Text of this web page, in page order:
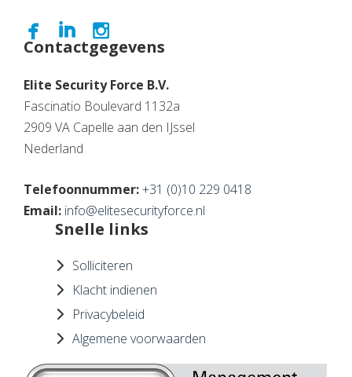
Contactgegevens
Elite Security Force B.V.
Fascinatio Boulevard 1132a
2909 VA Capelle aan den IJssel
Nederland
Telefoonnummer:+31 (0)10 229 0418
Email: info@elitesecurityforce.nl
Snelle links
Solliciteren
Klacht indienen
Privacybeleid
Algemene voorwaarden